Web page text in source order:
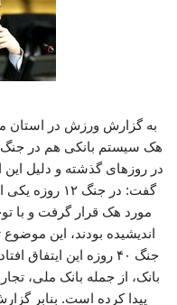
به گزارش ورزش در استان
در روزهای گذشته و دلیل این
گفت: در جنگ
مورد هک قرار گرفت و با
اندیشیده بودند، این
جنگ ۴۰ روزه این
بانک، از جمله بانک ملی،
پیدا کرده است. بنابر